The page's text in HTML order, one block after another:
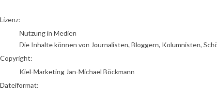
go to media item
Lizenz:
Nutzung in Medien
Die Inhalte können von Journalisten, Bloggern, Kolumnisten,
Copyright:
Kiel-Marketing Jan-Michael Böckmann
Dateiformat: